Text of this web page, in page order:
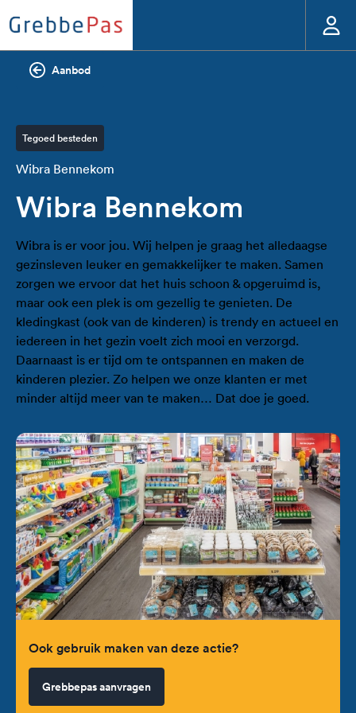
Aanbod
Tegoed besteden
Wibra Bennekom
Wibra Bennekom
Wibra is er voor jou. Wij helpen je graag het alledaagse
gezinsleven leuker en gemakkelijker te maken. Samen
zorgen we ervoor dat het huis schoon & opgeruimd is,
maar ook een plek is om gezellig te genieten. De
kledingkast (ook van de kinderen) is trendy en actueel en
iedereen in het gezin voelt zich mooi en verzorgd.
Daarnaast is er tijd om te ontspannen en maken de
kinderen plezier. Zo helpen we onze klanten er met
minder altijd meer van te maken… Dat doe je goed.
Ook gebruik maken van deze actie?
Grebbepas aanvragen